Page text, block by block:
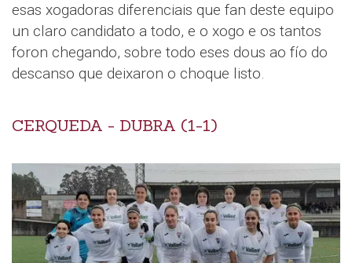
esas xogadoras diferenciais que fan deste equipo
un claro candidato a todo, e o xogo e os tantos
foron chegando, sobre todo eses dous ao fío do
descanso que deixaron o choque listo.
CERQUEDA - DUBRA (1-1)